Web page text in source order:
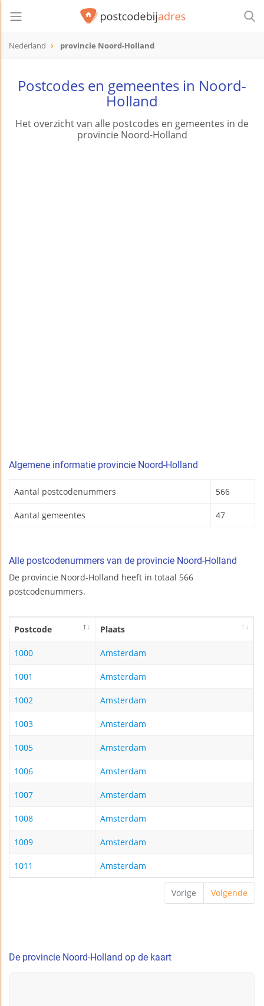
Nederland provincie Noord-Holland
Postcodes en gemeentes in Noord-
Holland
Het overzicht van alle postcodes en gemeentes in de
provincie Noord-Holland
Algemene informatie provincie Noord-Holland
Aantal postcodenummers 566
Aantal gemeentes 47
Alle postcodenummers van de provincie Noord-Holland
De provincie Noord-Holland heeft in totaal 566
postcodenummers.
Postcode Plaats
1000 Amsterdam
1001 Amsterdam
1002 Amsterdam
1003 Amsterdam
1005 Amsterdam
1006 Amsterdam
1007 Amsterdam
1008 Amsterdam
1009 Amsterdam
1011 Amsterdam
Vorige Volgende
De provincie Noord-Holland op de kaart